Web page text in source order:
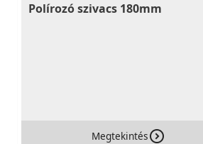
Polírozó szivacs 180mm
Megtekintés